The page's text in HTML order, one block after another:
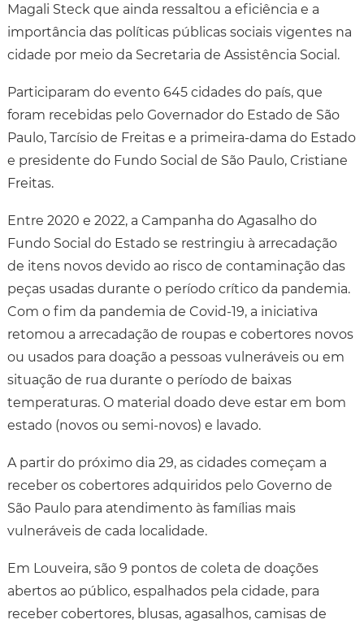
Magali Steck que ainda ressaltou a eficiência e a
importância das políticas públicas sociais vigentes na
cidade por meio da Secretaria de Assistência Social.
Participaram do evento 645 cidades do país, que
foram recebidas pelo Governador do Estado de São
Paulo, Tarcísio de Freitas e a primeira-dama do Estado
e presidente do Fundo Social de São Paulo, Cristiane
Freitas.
Entre 2020 e 2022, a Campanha do Agasalho do
Fundo Social do Estado se restringiu à arrecadação
de itens novos devido ao risco de contaminação das
peças usadas durante o período crítico da pandemia.
Com o fim da pandemia de Covid-19, a iniciativa
retomou a arrecadação de roupas e cobertores novos
ou usados para doação a pessoas vulneráveis ou em
situação de rua durante o período de baixas
temperaturas. O material doado deve estar em bom
estado (novos ou semi-novos) e lavado.
A partir do próximo dia 29, as cidades começam a
receber os cobertores adquiridos pelo Governo de
São Paulo para atendimento às famílias mais
vulneráveis de cada localidade.
Em Louveira, são 9 pontos de coleta de doações
abertos ao público, espalhados pela cidade, para
receber cobertores, blusas, agasalhos, camisas de